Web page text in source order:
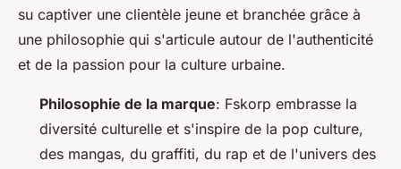
su captiver une clientèle jeune et branchée grâce à
une philosophie qui s'articule autour de l'authenticité
et de la passion pour la culture urbaine.
Philosophie de la marque: Fskorp embrasse la
diversité culturelle et s'inspire de la pop culture,
des mangas, du graffiti, du rap et de l'univers des